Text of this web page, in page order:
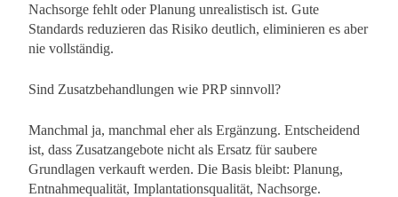
Nachsorge fehlt oder Planung unrealistisch ist. Gute
Standards reduzieren das Risiko deutlich, eliminieren es aber
nie vollständig.
Sind Zusatzbehandlungen wie PRP sinnvoll?
Manchmal ja, manchmal eher als Ergänzung. Entscheidend
ist, dass Zusatzangebote nicht als Ersatz für saubere
Grundlagen verkauft werden. Die Basis bleibt: Planung,
Entnahmequalität, Implantationsqualität, Nachsorge.